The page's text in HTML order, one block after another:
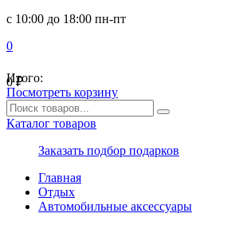
с 10:00 до 18:00 пн-пт
0
0₽
Итого:
Посмотреть корзину
Каталог товаров
Заказать подбор подарков
Главная
Отдых
Автомобильные аксессуары